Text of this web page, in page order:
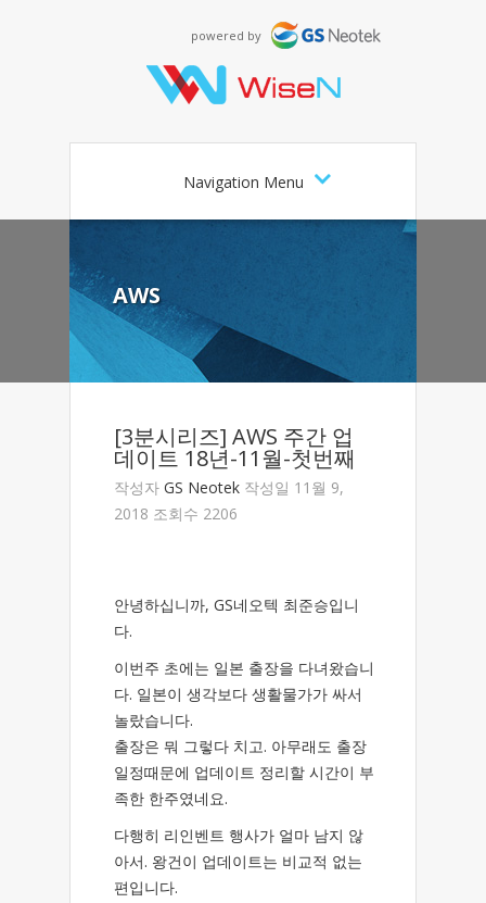
powered by
Navigation Menu
AWS
[3분시리즈] AWS 주간 업
데이트 18년-11월-첫번째
작성자 GS Neotek 작성일 11월 9,
2018 조회수 2206
안녕하십니까, GS네오텍 최준승입니
다.
이번주 초에는 일본 출장을 다녀왔습니
다. 일본이 생각보다 생활물가가 싸서
놀랐습니다.
출장은 뭐 그렇다 치고. 아무래도 출장
일정때문에 업데이트 정리할 시간이 부
족한 한주였네요.
다행히 리인벤트 행사가 얼마 남지 않
아서. 왕건이 업데이트는 비교적 없는
편입니다.